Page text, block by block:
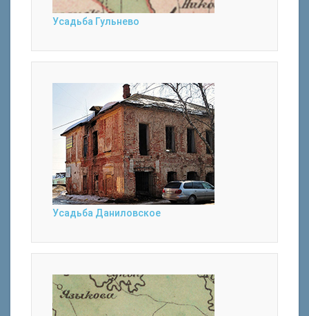
Усадьба Гульнево
Усадьба Даниловское